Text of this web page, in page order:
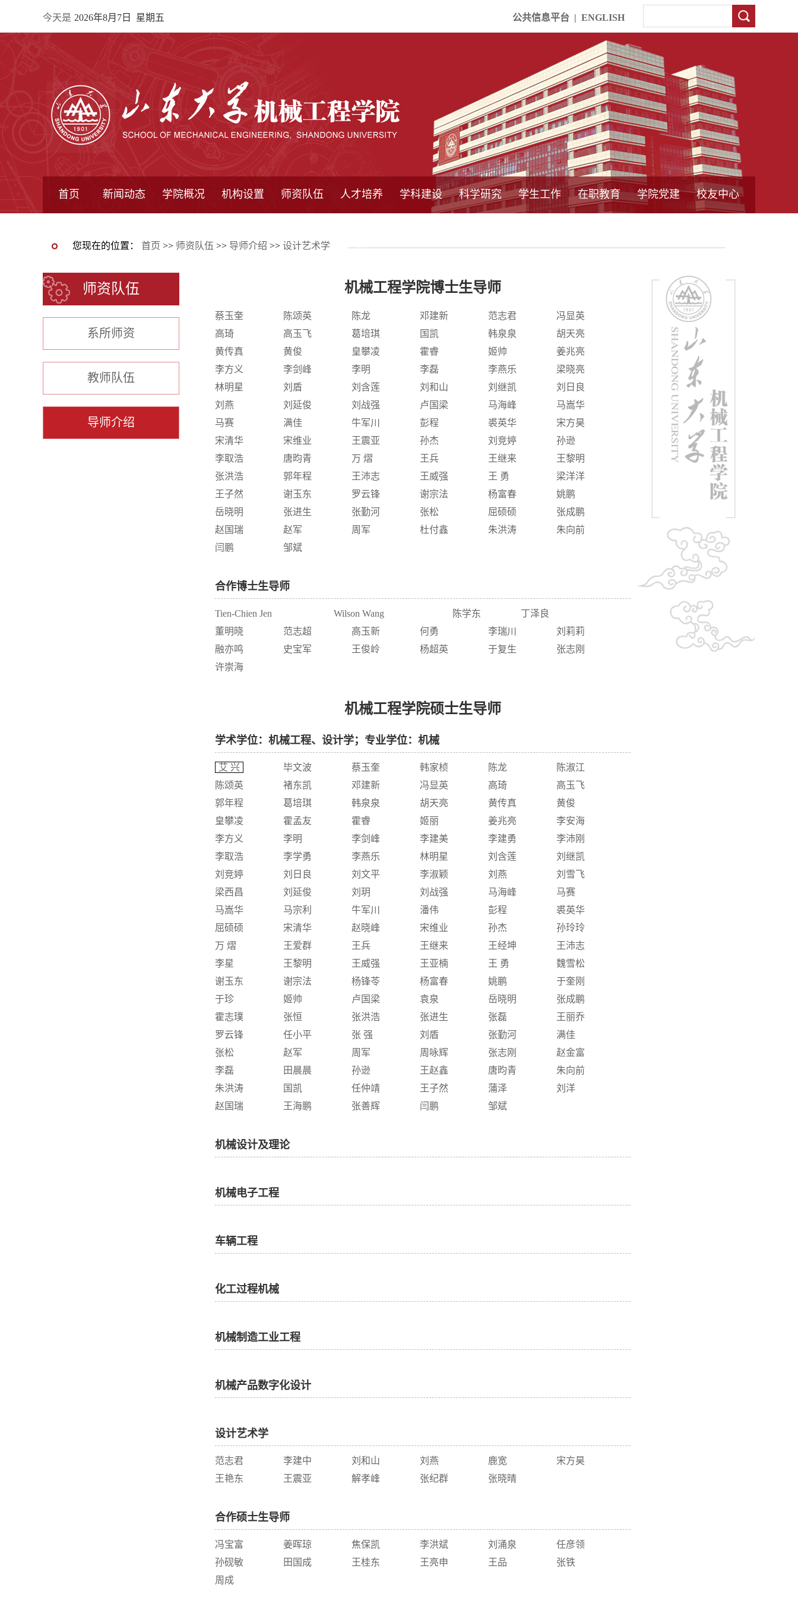
今天是 2026年8月7日 星期五 公共信息平台 | ENGLISH
首页 新闻动态 学院概况 机构设置 师资队伍 人才培养
坛
学科建设 科学研究 学生工作 在职教育 学院党建 校友中心
您现在的位置： 首页 >> 师资队伍 >> 导师介绍 >> 设计艺术学
师资队伍
系所师资
教师队伍
导师介绍
机械工程学院博士生导师
蔡玉奎 陈颂英 陈龙 邓建新 范志君
冯显英
高琦
高玉飞 葛培琪 国凯 韩泉泉
胡天亮
黄传真
黄俊 皇攀凌 霍睿 姬帅
姜兆亮
李方义
李剑峰 李明 李磊 李燕乐
梁晓亮
林明星
刘盾 刘含莲 刘和山 刘继凯
刘日良
刘燕
刘延俊 刘战强 卢国梁 马海峰
马嵩华
马赛
满佳 牛军川 彭程 裘英华
宋方昊
宋清华
宋维业 王震亚 孙杰 刘竞婷
孙逊
李取浩
唐昀青 万 熠 王兵 王继来
王黎明
张洪浩
郭年程 王沛志 王威强 王 勇
梁洋洋
王子然
谢玉东 罗云锋 谢宗法 杨富春
姚鹏
岳晓明
张进生 张勤河 张松 屈硕硕
张成鹏
赵国瑞
赵军 周军 杜付鑫 朱洪涛
朱向前
闫鹏
邹斌
合作博士生导师
Tien-Chien Jen Wilson Wang 陈学东
丁泽良
董明晓
范志超 高玉新 何勇 李瑞川
刘莉莉
融亦鸣
史宝军 王俊岭 杨超英 于复生
张志刚
许崇海
机械工程学院硕士生导师
学术学位：机械工程、设计学；专业学位：机械
艾 兴 毕文波 蔡玉奎 韩家桢 陈龙
陈淑江
陈颂英
褚东凯 邓建新 冯显英 高琦
高玉飞
郭年程
葛培琪 韩泉泉 胡天亮 黄传真
黄俊
皇攀凌
霍孟友 霍睿 姬丽 姜兆亮
李安海
李方义
李明 李剑峰 李建美 李建勇
李沛刚
李取浩
李学勇 李燕乐 林明星 刘含莲
刘继凯
刘竞婷
刘日良 刘文平 李淑颖 刘燕
刘雪飞
梁西昌
刘延俊 刘玥 刘战强 马海峰
马赛
马嵩华
马宗利 牛军川 潘伟 彭程
裘英华
屈硕硕
宋清华 赵晓峰 宋维业 孙杰
孙玲玲
万 熠
王爱群 王兵 王继来 王经坤
王沛志
李星
王黎明 王威强 王亚楠 王 勇
魏雪松
谢玉东
谢宗法 杨锋苓 杨富春 姚鹏
于奎刚
于珍
姬帅 卢国梁 袁泉 岳晓明
张成鹏
霍志璞
张恒 张洪浩 张进生 张磊
王丽乔
罗云锋
任小平 张 强 刘盾 张勤河
满佳
张松
赵军 周军 周咏辉 张志刚
赵金富
李磊
田晨晨 孙逊 王赵鑫 唐昀青
朱向前
朱洪涛
国凯 任仲靖 王子然 蒲泽
刘洋
赵国瑞
王海鹏 张善辉 闫鹏 邹斌
机械设计及理论
机械电子工程
车辆工程
化工过程机械
机械制造工业工程
机械产品数字化设计
设计艺术学
范志君 李建中 刘和山 刘燕 鹿宽
宋方昊
王艳东
王震亚 解孝峰 张纪群 张晓晴
合作硕士生导师
冯宝富 姜晖琼 焦保凯 李洪斌 刘涌泉
任彦领
孙砚敏
田国成 王桂东 王亮申 王品
张铁
周成